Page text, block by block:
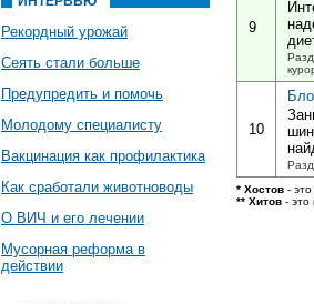
Рекордный урожай
Сеять стали больше
Предупредить и помочь
Молодому специалисту
Вакцинация как профилактика
Как сработали животноводы
О ВИЧ и его лечении
Мусорная реформа в
действии
9
10
* Хостов -
** Хитов - это